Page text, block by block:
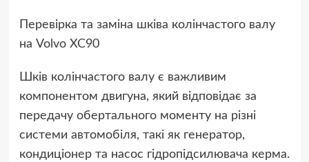
Перевірка та заміна шківа колінчастого валу
на Volvo XC90
Шків колінчастого валу є важливим
компонентом двигуна, який відповідає за
передачу обертального моменту на різні
системи автомобіля, такі як генератор,
кондиціонер та насос гідропідсилювача керма.